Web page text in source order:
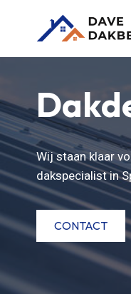
Wij staan klaar
dakspecialist in
CONTACT